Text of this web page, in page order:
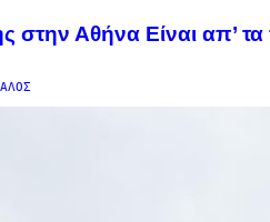
στην Αθήνα Είναι απ’